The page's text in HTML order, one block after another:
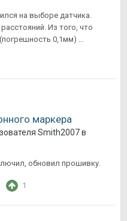
на выборе датчика.
Из того, что
0,1мм) ...
маркера
Smith2007в
обновил прошивку.
1